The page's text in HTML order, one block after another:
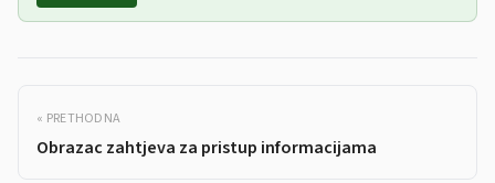
« PRETHODNA
Obrazac zahtjeva za pristup informacijama